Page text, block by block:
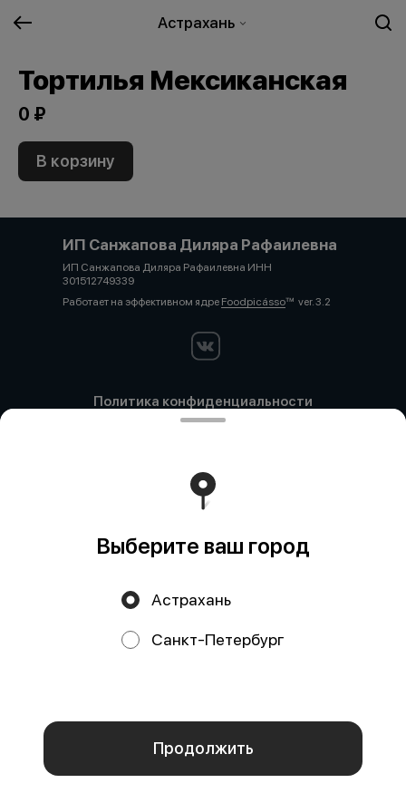
Астрахань
аналитических сервисов согласно нашейполитике
конфиденциальности
Тортилья Мексиканская
0 ₽
В корзину
ИП Санжапова Диляра Рафаилевна
ИП Санжапова Диляра Рафаилевна ИНН
301512749339
Работает на эффективном ядре Foodpicássover. 3.2
Политика конфиденциальности
Акции, скидки, кэшбэк − в нашем приложении!
Выберите ваш город
Астрахань
Санкт-Петербург